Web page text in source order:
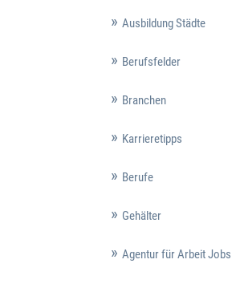
Ausbildung Städte
Berufsfelder
Branchen
Karrieretipps
Berufe
Gehälter
Agentur für Arbeit Jobs